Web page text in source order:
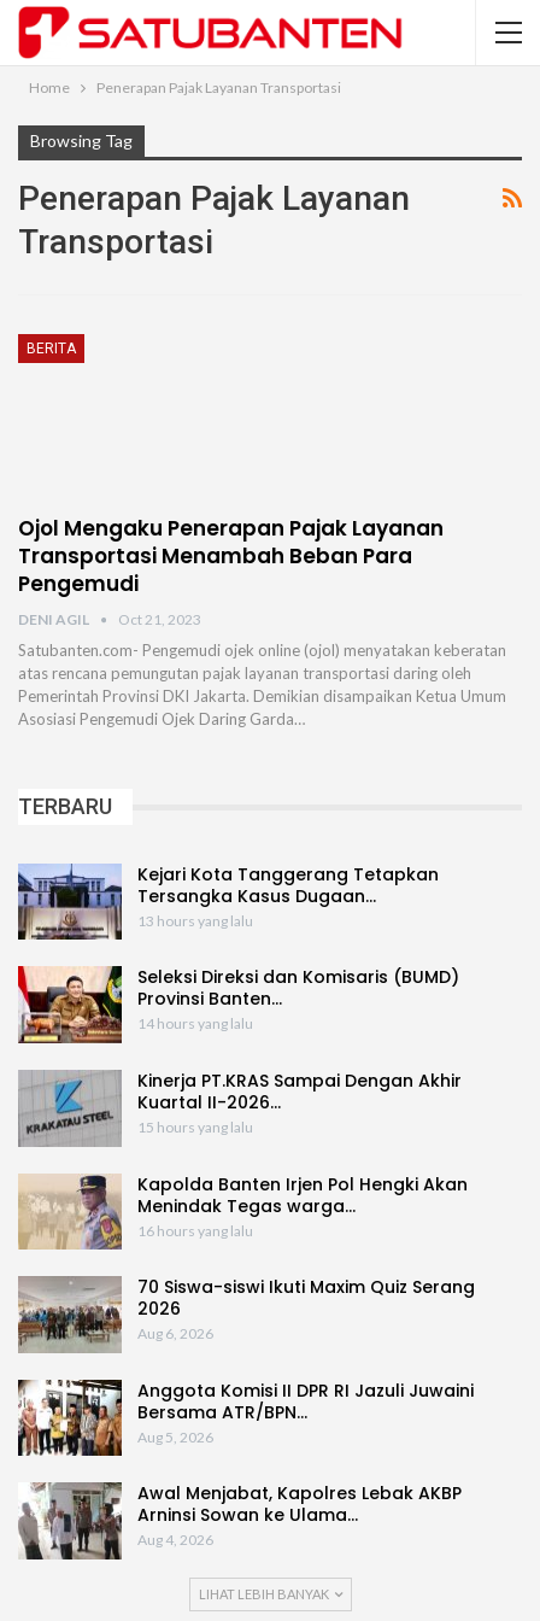
Home Penerapan Pajak Layanan Transportasi
Browsing Tag
Penerapan Pajak Layanan
Transportasi
BERITA
Ojol Mengaku Penerapan Pajak Layanan
Transportasi Menambah Beban Para
Pengemudi
DENI AGIL Oct 21, 2023
Satubanten.com- Pengemudi ojek online (ojol) menyatakan keberatan
atas rencana pemungutan pajak layanan transportasi daring oleh
Pemerintah Provinsi DKI Jakarta. Demikian disampaikan Ketua Umum
Asosiasi Pengemudi Ojek Daring Garda…
TERBARU
Kejari Kota Tanggerang Tetapkan
Tersangka Kasus Dugaan…
13 hours yang lalu
Seleksi Direksi dan Komisaris (BUMD)
Provinsi Banten…
14 hours yang lalu
Kinerja PT.KRAS Sampai Dengan Akhir
Kuartal II-2026…
15 hours yang lalu
Kapolda Banten Irjen Pol Hengki Akan
Menindak Tegas warga…
16 hours yang lalu
70 Siswa-siswi Ikuti Maxim Quiz Serang
2026
Aug 6, 2026
Anggota Komisi II DPR RI Jazuli Juwaini
Bersama ATR/BPN…
Aug 5, 2026
Awal Menjabat, Kapolres Lebak AKBP
Arninsi Sowan ke Ulama…
Aug 4, 2026
LIHAT LEBIH BANYAK